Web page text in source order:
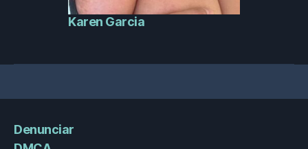
Karen Garcia
Denunciar